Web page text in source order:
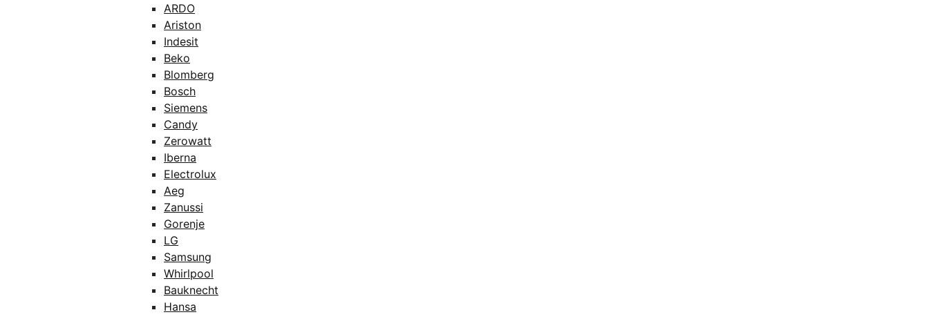
ARDO
Ariston
Indesit
Beko
Blomberg
Bosch
Siemens
Candy
Zerowatt
Iberna
Electrolux
Aeg
Zanussi
Gorenje
LG
Samsung
Whirlpool
Bauknecht
Hansa